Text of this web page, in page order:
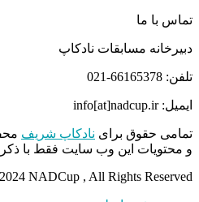
تماس با ما
دبیرخانه مسابقات نادکاپ
تلفن: 66165378-021
ایمیل: info[at]nadcup.ir
تمامی حقوق برای نادکاپ شریف
و محتویات این وب سایت فقط با
NADCup , All Rights Reserved